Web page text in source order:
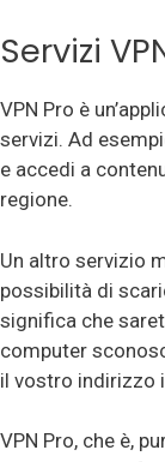
Servizi
VPN Pro è
servizi. Ad
e accedi a
regione.
Un altro servizio
possibilità di
significa che
computer
il vostro indirizzo
VPN Pro, che è,